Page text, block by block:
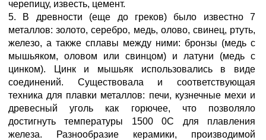
черепицу, известь, цемент.
5. В древности (еще до греков) было известно 7
металлов: золото, серебро, медь, олово, свинец, ртуть,
железо, а также сплавы между ними: бронзы (медь с
мышьяком, оловом или свинцом) и латуни (медь с
цинком). Цинк и мышьяк использовались в виде
соединений. Существовала и соответствующая
техника для плавки металлов: печи, кузнечные мехи и
древесный уголь как горючее, что позволяло
достигнуть температуры 1500 0С для плавления
железа. Разнообразие керамики, производимой